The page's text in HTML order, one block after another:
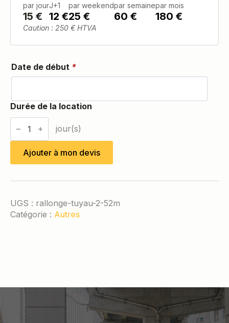
par jour
15 €
J+1
12 €
par weekend
25 €
par semaine
60 €
par mois
180 €
Caution : 250 € HTVA
Date de début *
quantité
de
Rallonge
52m
Ajouter à mon devis
UGS : rallonge-tuyau-2-52m
Catégorie : Autres